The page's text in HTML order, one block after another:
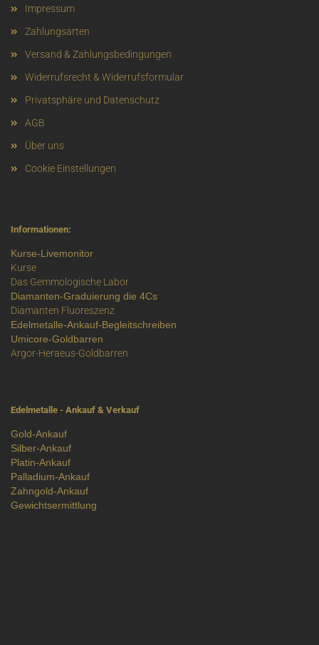
Impressum
Zahlungsarten
Versand & Zahlungsbedingungen
Widerrufsrecht & Widerrufsformular
Privatsphäre und Datenschutz
AGB
Über uns
Cookie Einstellungen
Informationen:
Kurse-Livemonitor
Kurse
Das Gemmologische Labor
Diamanten-Graduierung die 4Cs
Diamanten Fluoreszenz
Edelmetalle-Ankauf-Begleitschreiben
Umicore-Goldbarren
Argor-Heraeus-Goldbarren
Edelmetalle - Ankauf & Verkauf
Gold-Ankauf
Silber-Ankauf
Platin-Ankauf
Palladium-Ankauf
Zahngold-Ankauf
Gewichtsermittlung